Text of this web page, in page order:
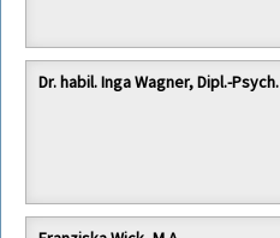
Dr. habil. Inga Wagner, Dipl.-Psych.